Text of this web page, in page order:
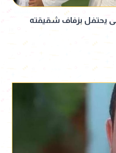
يحتفل بزفاف شقيقته